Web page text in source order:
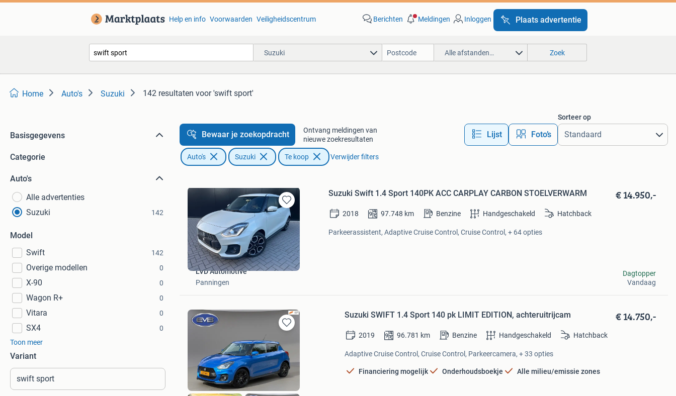
Help en info Voorwaarden Veiligheidscentrum Berichten Meldingen Inloggen Plaats advertentie
Suzuki Alle afstanden… Zoek
Home Auto's Suzuki 142 resultaten voor 'swift sport'
Basisgegevens
Categorie
Auto's
Alle advertenties
Suzuki
142
Model
Swift
142
Overige modellen 0
X-90 0
Wagon R+ 0
Vitara 0
SX4
0
Toon meer
Variant
Bewaar je zoekopdracht
Ontvang meldingen van
nieuwe zoekresultaten
Lijst Foto’s
Sorteer op
Auto's Suzuki Te koop Verwijder filters
Bewaren
Mijn
Favorieten
Suzuki Swift 1.4 Sport 140PK ACC CARPLAY CARBON STOELVERWARM € 14.950,-
2018 97.748 km Benzine Handgeschakeld Hatchback
Parkeerassistent, Adaptive Cruise Control, Cruise Control, + 64 opties
LVD Automotive
Panningen
Dagtopper
Vandaag
Bewaren
in
Mijn
Favorieten
Suzuki SWIFT 1.4 Sport 140 pk LIMIT EDITION, achteruitrijcam € 14.750,-
2019 96.781 km Benzine Handgeschakeld Hatchback
Adaptive Cruise Control, Cruise Control, Parkeercamera, + 33 opties
Financiering mogelijk Onderhoudsboekje Alle milieu/emissie zones